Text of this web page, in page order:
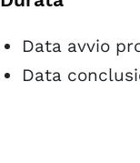
Data avvio
Data